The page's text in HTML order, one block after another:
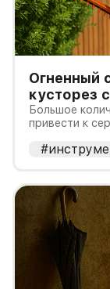
Огненный
кусторез
Большое
привести к
WORX.